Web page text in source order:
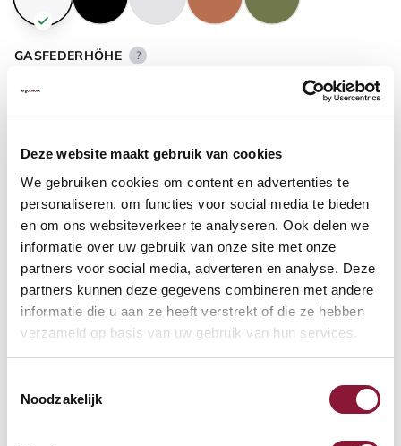
Deze website maakt gebruik van cookies
We gebruiken cookies om content en advertenties te
personaliseren, om functies voor social media te bieden
en om ons websiteverkeer te analyseren. Ook delen we
informatie over uw gebruik van onze site met onze
partners voor social media, adverteren en analyse. Deze
partners kunnen deze gegevens combineren met andere
informatie die u aan ze heeft verstrekt of die ze hebben
verzameld op basis van uw gebruik van hun services.
Noodzakelijk
GASFEDERHÖHE ?
FUSSRING ?
FUSSRING AUS POLIERTEM ALUMINIUM ?